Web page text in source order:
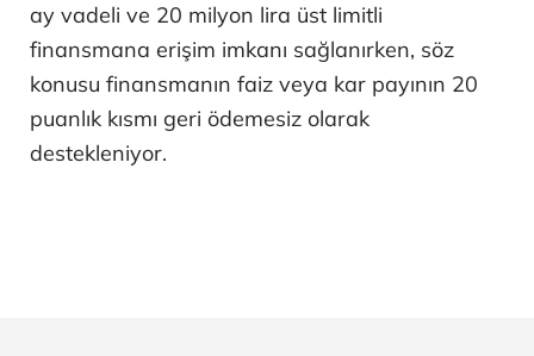
ay vadeli ve 20 milyon lira üst limitli
finansmana erişim imkanı sağlanırken, söz
konusu finansmanın faiz veya kar payının 20
puanlık kısmı geri ödemesiz olarak
destekleniyor.